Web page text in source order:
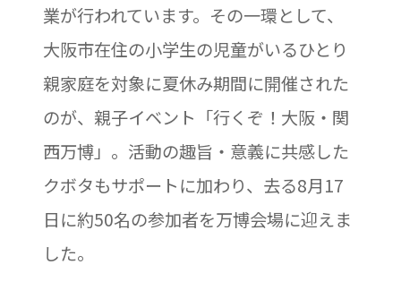
業が行われています。その一環として、
大阪市在住の小学生の児童がいるひとり
親家庭を対象に夏休み期間に開催された
のが、親子イベント「行くぞ！大阪・関
西万博」。活動の趣旨・意義に共感した
クボタもサポートに加わり、去る8月17
日に約50名の参加者を万博会場に迎えま
した。